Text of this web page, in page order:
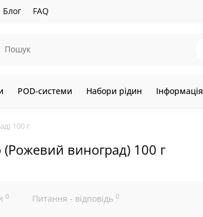
Блог FAQ
POD-системи Набори рідин Інформація
100 г
виноград) 100 г
0 Питання - відповідь 0